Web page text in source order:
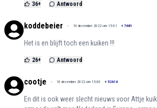
36+ Antwoord
koddebeier 10 december 2022 om 15:01 + 7681
Het is en blijft toch een kuiken !!!
26+ Antwoord
cootje 10 december 2022 om 15:00 + 52614
En dit is ook weer slecht nieuws voor Attje